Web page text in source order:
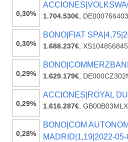
0,30% 1.704.530€,
0,30%
BONO|FIAT
1.688.237€,
0,29% 1.629.179€,
0,29%
ACCIONES|ROYAL
1.616.287€,
0,28%
BONO|COM
MADRID|1,19|2022-